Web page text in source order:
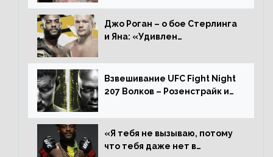
дерьмо»
Джо Роган – о бое Стерлинга
и Яна: «Удивлен
Алджамейн определенно
выиграл»
Взвешивание UFC Fight Night
207 Волков – Розенстрайк и
«Я тебя не вызываю, потому
что тебя даже нет в